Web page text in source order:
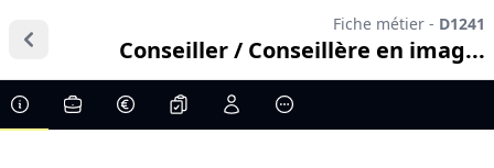
Fiche métier - D1241
Conseiller / Conseillère en imag...